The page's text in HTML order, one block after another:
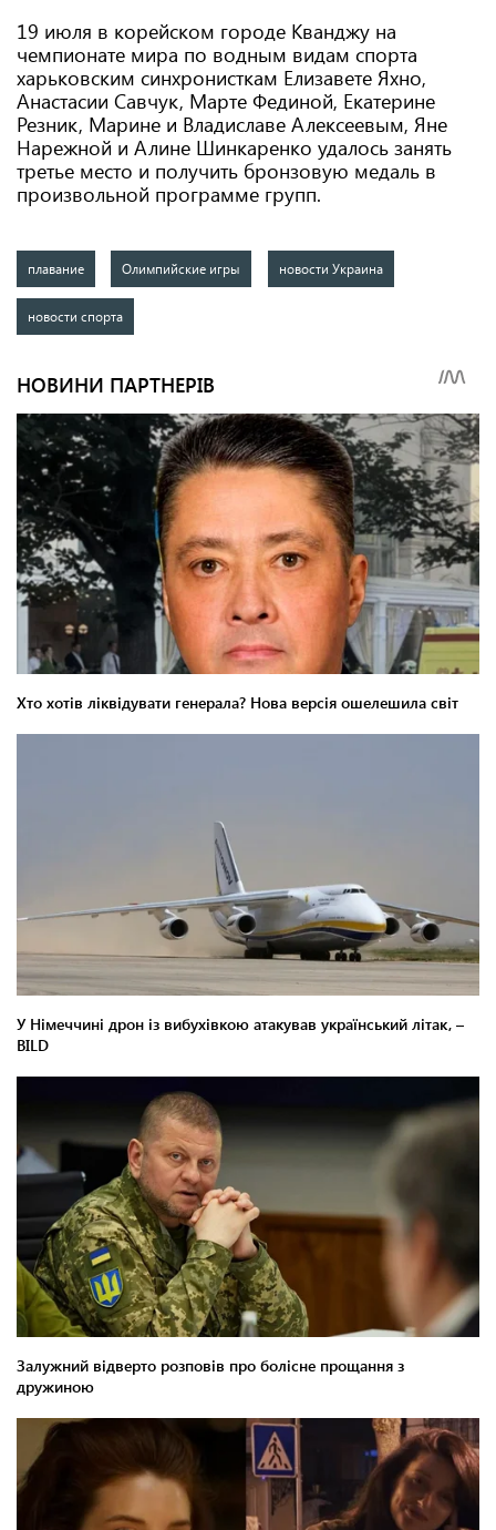
19 июля в корейском городе Кванджу на
чемпионате мира по водным видам спорта
харьковским синхронисткам Елизавете Яхно,
Анастасии Савчук, Марте Фединой, Екатерине
Резник, Марине и Владиславе Алексеевым, Яне
Нарежной и Алине Шинкаренко удалось занять
третье место и получить бронзовую медаль в
произвольной программе групп.
плавание Олимпийские игры новости Украина
новости спорта